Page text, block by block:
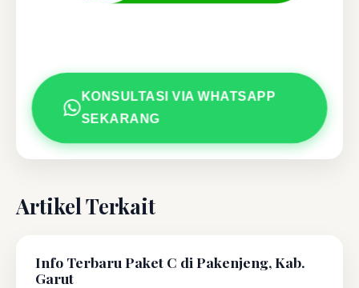
KONSULTASI VIA WHATSAPP
SEKARANG
Artikel Terkait
Info Terbaru Paket C di Pakenjeng, Kab.
Garut